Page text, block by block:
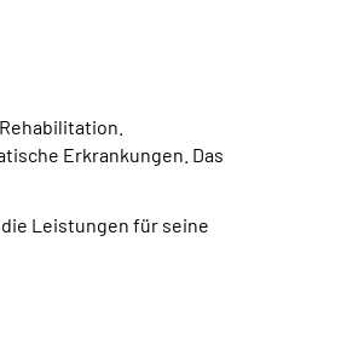
Erkrankungen. Das
Leistungen für seine